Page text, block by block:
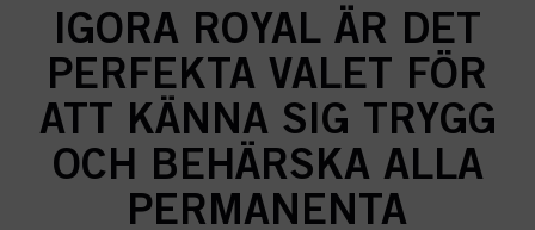
IGORA ROYAL ÄR DET
PERFEKTA VALET FÖR
ATT KÄNNA SIG TRYGG
OCH BEHÄRSKA ALLA
PERMANENTA